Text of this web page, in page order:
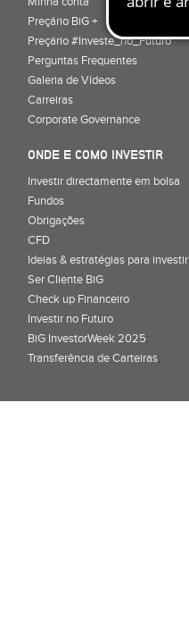
Preçário BiG +
Preçário #Investe_no_Futuro
Perguntas Frequentes
Galeria de Vídeos
Carreiras
Corporate Governance
ONDE E COMO INVESTIR
Investir directamente em bolsa
Fundos
Obrigações
CFD
Ideias & estratégias para investir
Ser Cliente BiG
Check up Financeiro
Investir no Futuro
BiG InvestorWeek 2025;
Transferência de Carteiras;